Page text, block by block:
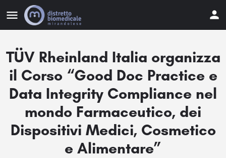
TÜV Rheinland Italia organizza
il Corso “Good Doc Practice e
Data Integrity Compliance nel
mondo Farmaceutico, dei
Dispositivi Medici, Cosmetico
e Alimentare”